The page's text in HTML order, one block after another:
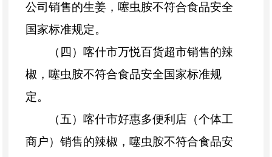
公司销售的生姜，噻虫胺不符合食品安全
国家标准规定。
（四）喀什市万悦百货超市销售的辣
椒，噻虫胺不符合食品安全国家标准规
定。
（五）喀什市好惠多便利店（个体工
商户）销售的辣椒，噻虫胺不符合食品安